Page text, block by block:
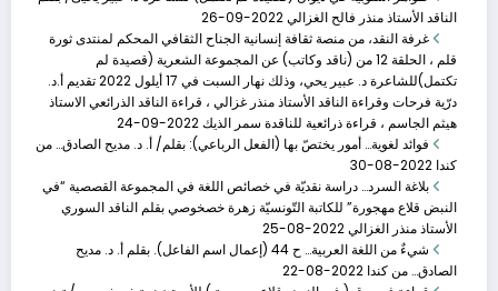
الحلقة الخامسة عشر�
نوفمبر 19, 2023
1- الناقدة د. عبير يحي / سوريا 2- الناقدة
الثوابت الوطنية وا�
أبريل 9, 2023
الثوابت الوطنية والدينية في نصوص الشاعر الجزائري د:/
بومدين الجلالي
الناقد الأستاذ منذر فالح الغزالي2022-09-26
غرفة النقد، من منصة ثقافة إنسانية الجناح الثقافي المحكم لمنتدى ثورة
قلم ، الحلقة 12 من (ناقد وكاتب) عن المجموعة الشعرية (قصيدة لم
تكتمل)للشاعرة د. عبير يحي، وذلك نهار السبت في 17 أيلول 2022 تقديم أ.د.
درّية فرحات وقراءة الناقد الأستاذ منذر غزالي ، قراءة الناقد الذرائعي الاستاذ
هيثم الجاسم ، قراءة ذرائعية للناقدة سمر الذيك2022-09-24
فوائد لغوية… أمور يختصّ بها (الفعل الرباعي): بقلم/ أ. د. مديح الصادق… من
كندا 2022-08-30
بلاغة السرد… دراسة نقديّة في خصائص اللغة في المجموعة القصصية “في
النبض قلاع مهجورة” للكاتبة التّونسيّة زهرة خصخوصي بقلم الناقد السوري
الأستاذ منذر الغزالي2022-08-25
شيءٌ من اللغة العربية… ح 44 (إعمال اسم الفاعل). بقلم أ. د. مديح
الصادق… من كندا 2022-08-22